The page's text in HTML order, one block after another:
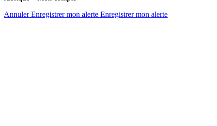
AnnulerEnregistrer mon alerte Enregistrermon alerte